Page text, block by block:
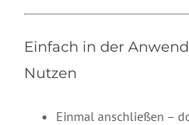
Einfach in der
Nutzen
Einmal anschließen –